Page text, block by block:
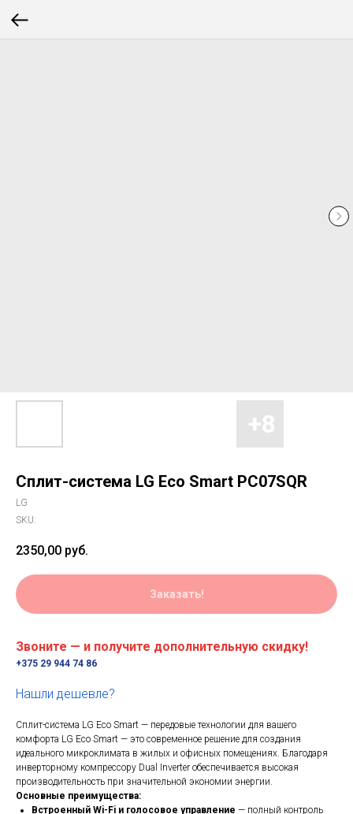
Сплит-система LG Eco Smart PC07SQR
LG
SKU:
2350,00 руб.
Заказать!
Звоните — и получите дополнительную скидку!
+375 29 944 74 86
Нашли дешевле?
Сплит-система LG Eco Smart — передовые технологии для вашего
комфорта LG Eco Smart — это современное решение для создания
идеального микроклимата в жилых и офисных помещениях. Благодаря
инверторному компрессору Dual Inverter обеспечивается высокая
производительность при значительной экономии энергии.
Основные преимущества:
Встроенный Wi-Fi и голосовое управление — полный контроль